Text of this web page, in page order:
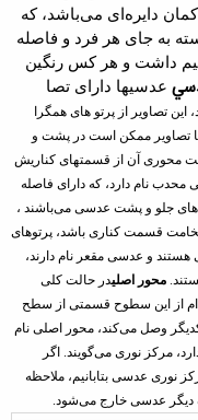
دایره‌ای می‌باشد، که
به جای هر فرد و فاصله
داشت و هر کس رنگین
عدسیها دارای تصا
تصاویر از پرتو های همگرا
تصاویر ممکن است در پشت و
آن از قسمتهای کناریش
محدب نام دارد، که دارای فاصله
جلو و پشت عدسی می‌باشند ،
قسمت کناری باشد، پرتوهای
هستند و عدسی مقعر نام دارند،
محور اصلیدر حالت کلی
از این سطوح قسمتی از سطح
وصل می‌کند، محور اصلی نام
مرکز نوری می‌گویند. اگر
نوری عدسی بتابانیم، ملاحظه
دیگر عدسی خارج می‌شود.